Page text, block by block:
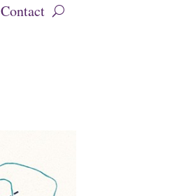
Contact